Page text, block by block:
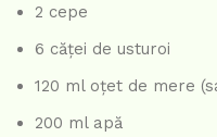
2 cepe
6 căței de usturoi
120 ml oțet de mere
200 ml apă